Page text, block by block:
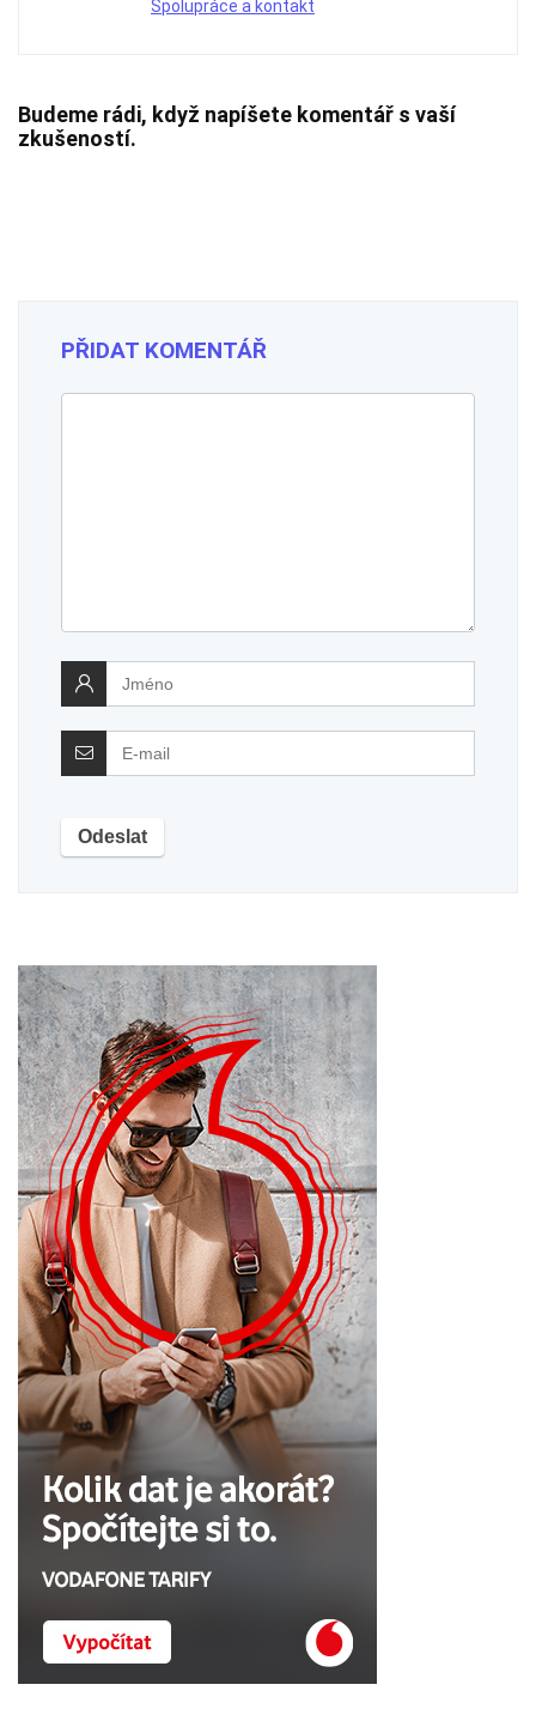
Spolupráce a kontakt
Budeme rádi, když napíšete komentář s vaší
zkušeností.
PŘIDAT KOMENTÁŘ